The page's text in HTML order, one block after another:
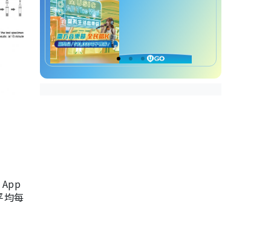
均每